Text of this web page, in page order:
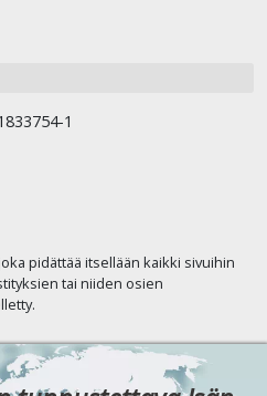
1
pidättää itsellään kaikki sivuihin
tai niiden osien